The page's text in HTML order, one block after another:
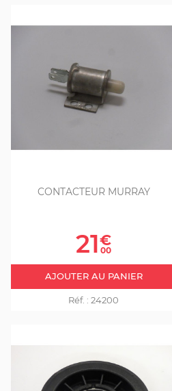
CONTACTEUR MURRAY
Prix
21€
00
AJOUTER AU PANIER
Réf. : 24200